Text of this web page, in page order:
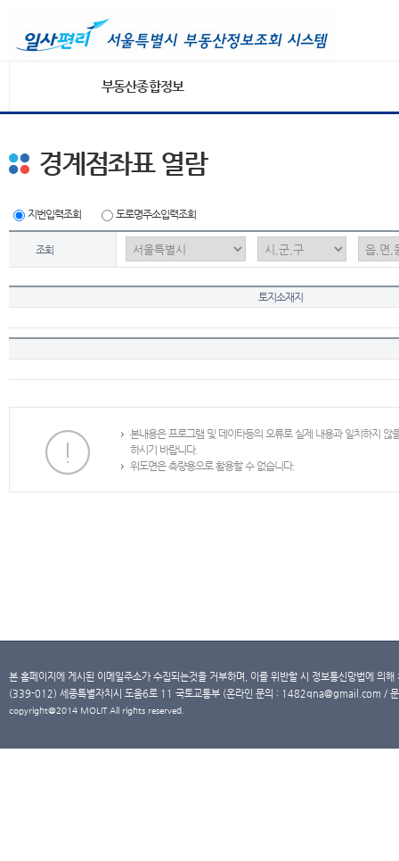
부동산종합정보
경계점좌표 열람
지번입력조회 도로명주소입력조회
조회
토지소재지
본내용은 프로그램 및 데이타등의 오류로 실제 내용과 일치하지
하시기 바랍니다.
위도면은 측량용으로 활용할 수 없습니다.
본 홈페이지에 게시된 이메일주소가 수집되는것을 거부하며, 이를 위반할 시 정보통신망법에 의
(339-012) 세종특별자치시 도움6로 11 국토교통부 (온라인 문의 : 1482qna@gmail.com /
copyright@2014 MOLIT All rights reserved.